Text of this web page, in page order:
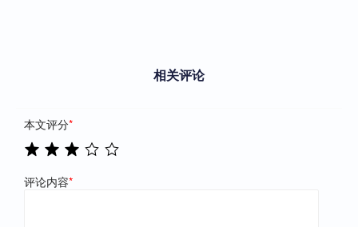
相关评论
本文评分*
评论内容*